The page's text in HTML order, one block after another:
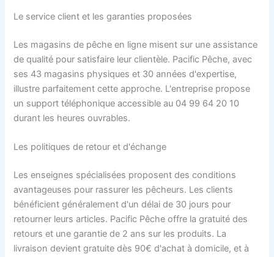
Le service client et les garanties proposées
Les magasins de pêche en ligne misent sur une assistance
de qualité pour satisfaire leur clientèle. Pacific Pêche, avec
ses 43 magasins physiques et 30 années d'expertise,
illustre parfaitement cette approche. L'entreprise propose
un support téléphonique accessible au 04 99 64 20 10
durant les heures ouvrables.
Les politiques de retour et d'échange
Les enseignes spécialisées proposent des conditions
avantageuses pour rassurer les pêcheurs. Les clients
bénéficient généralement d'un délai de 30 jours pour
retourner leurs articles. Pacific Pêche offre la gratuité des
retours et une garantie de 2 ans sur les produits. La
livraison devient gratuite dès 90€ d'achat à domicile, et à